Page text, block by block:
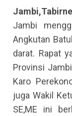
Jambi
Angkutan
darat. Rapat
Provinsi
Karo
juga Wakil
SE,ME ini